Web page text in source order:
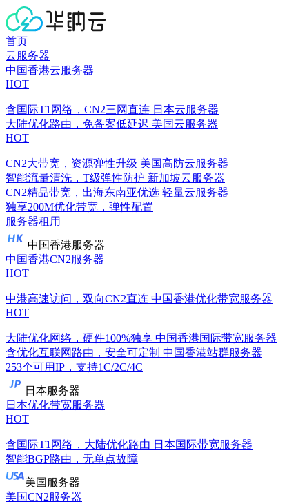
首页
云服务器
中国香港云服务器
HOT
含国际T1网络，CN2三网直连 日本云服务器
大陆优化路由，免备案低延迟 美国云服务器
HOT
CN2大带宽，资源弹性升级 美国高防云服务器
智能流量清洗，T级弹性防护 新加坡云服务器
CN2精品带宽，出海东南亚优选 轻量云服务器
独享200M优化带宽，弹性配置
服务器租用
中国香港服务器
中国香港CN2服务器
HOT
中港高速访问，双向CN2直连 中国香港优化带宽服务器
HOT
大陆优化网络，硬件100%独享 中国香港国际带宽服务器
含优化互联网路由，安全可定制 中国香港站群服务器
253个可用IP，支持1C/2C/4C
日本服务器
日本优化带宽服务器
HOT
含国际T1网络，大陆优化路由 日本国际带宽服务器
智能BGP路由，无单点故障
美国服务器
美国CN2服务器